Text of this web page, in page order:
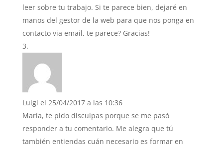
leer sobre tu trabajo. Si te parece bien, dejaré en
manos del gestor de la web para que nos ponga en
contacto via email, te parece? Gracias!
Luigi el 25/04/2017 a las 10:36
María, te pido disculpas porque se me pasó
responder a tu comentario. Me alegra que tú
también entiendas cuán necesario es formar en